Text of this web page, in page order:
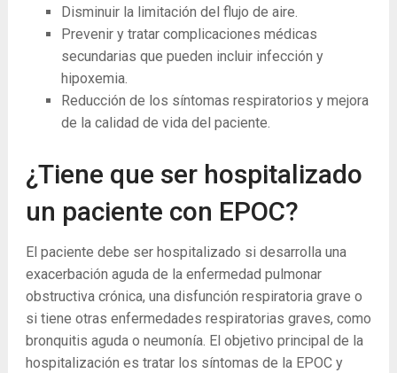
Disminuir la limitación del flujo de aire.
Prevenir y tratar complicaciones médicas
secundarias que pueden incluir infección y
hipoxemia.
Reducción de los síntomas respiratorios y mejora
de la calidad de vida del paciente.
¿Tiene que ser hospitalizado
un paciente con EPOC?
El paciente debe ser hospitalizado si desarrolla una
exacerbación aguda de la enfermedad pulmonar
obstructiva crónica, una disfunción respiratoria grave o
si tiene otras enfermedades respiratorias graves, como
bronquitis aguda o neumonía. El objetivo principal de la
hospitalización es tratar los síntomas de la EPOC y